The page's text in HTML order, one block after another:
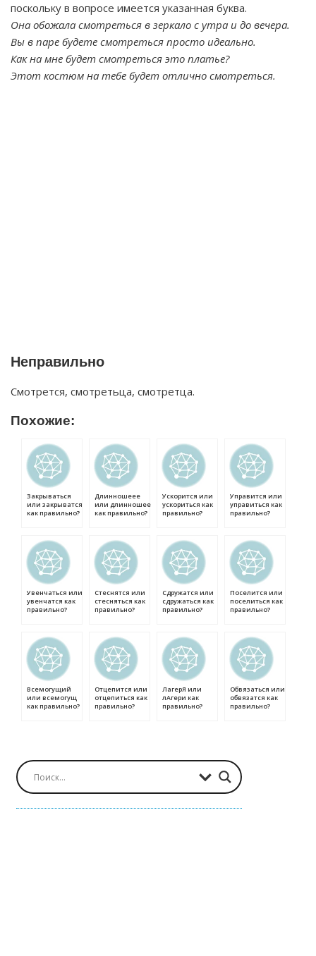
поскольку в вопросе имеется указанная буква.
Она обожала смотреться в зеркало с утра и до вечера.
Вы в паре будете смотреться просто идеально.
Как на мне будет смотреться это платье?
Этот костюм на тебе будет отлично смотреться.
Неправильно
Смотрется, смотретьца, смотретца.
Похожие:
Закрываться
или закрыватся
как правильно?
Длинношеее
или длинношее
как правильно?
Ускорится или
ускориться как
правильно?
Управится или
управиться как
правильно?
Увенчаться или
увенчатся как
правильно?
Стеснятся или
стесняться как
правильно?
Сдружатся или
сдружаться как
правильно?
Поселится или
поселиться как
правильно?
Всемогущий
или всемогущ
как правильно?
Отцепится или
отцепиться как
правильно?
ЛагерЯ или
лАгери как
правильно?
Обвязаться или
обвязатся как
правильно?